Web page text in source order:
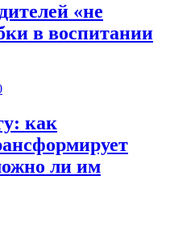
«не
в воспитании
как
ли им